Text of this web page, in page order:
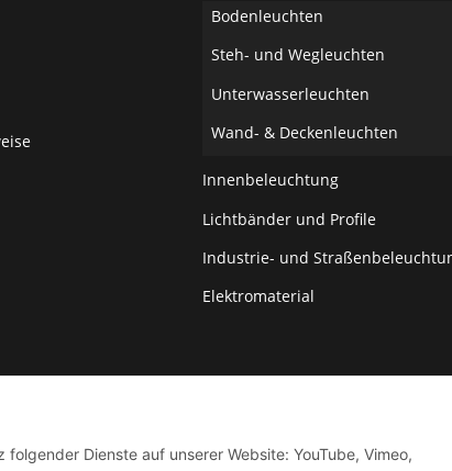
Dienste auf unserer Website: YouTube, Vimeo,
Bodenleuchten
Steh- und Wegleuchten
Unterwasserleuchten
Wand- & Deckenleuchten
Innenbeleuchtung
Lichtbänder und Profile
Industrie- und
Elektromaterial